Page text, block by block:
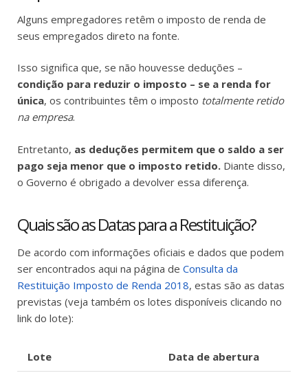
Alguns empregadores retêm o imposto de renda de
seus empregados direto na fonte.
Isso significa que, se não houvesse deduções –
condição para reduzir o imposto – se a renda for
única, os contribuintes têm o imposto totalmente retido
na empresa.
Entretanto, as deduções permitem que o saldo a ser
pago seja menor que o imposto retido. Diante disso,
o Governo é obrigado a devolver essa diferença.
Quais são as Datas para a Restituição?
De acordo com informações oficiais e dados que podem
ser encontrados aqui na página de Consulta da
Restituição Imposto de Renda 2018, estas são as datas
previstas (veja também os lotes disponíveis clicando no
link do lote):
Lote Data de abertura